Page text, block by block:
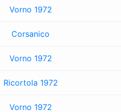
Vorno 1972
Corsanico
Vorno 1972
Ricortola 1972
Vorno 1972